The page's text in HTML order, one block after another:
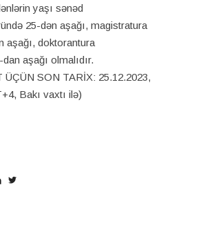
yaşı sənəd
25-dən aşağı, magistratura
aşağı, doktorantura
aşağı olmalıdır.
ÜÇÜN SON TARİX: 25.12.2023,
Bakı vaxtı ilə)